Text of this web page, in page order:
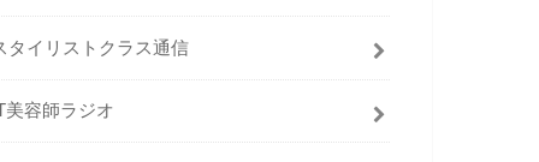
タイリストクラス通信
美容師ラジオ